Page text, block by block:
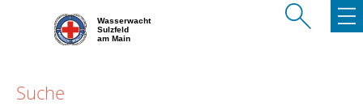
Wasserwacht
Sulzfeld
am Main
Suche